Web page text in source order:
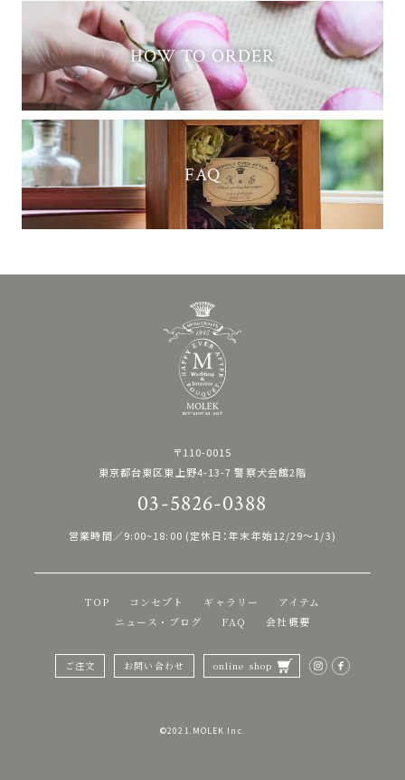
HOW TO ORDER
FAQ
TOP コンセプト ギャラリー
アイテム
ニュース・ブログ
FAQ 会社概要
ご注文 お問い合わせ online shop
〒110-0015
東京都台東区東上野4-13-7 警察犬会館2階
03-5826-0388
営業時間／9:00~18:00 (定休日：年末年始12/29〜1/3)
©︎2021.MOLEK Inc.